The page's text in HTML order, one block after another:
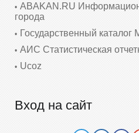
ABAKAN.RU
города
Государственный
АИС Статистическая
Ucoz
Вход на сайт